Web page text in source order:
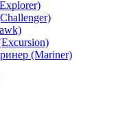
(Mariner)